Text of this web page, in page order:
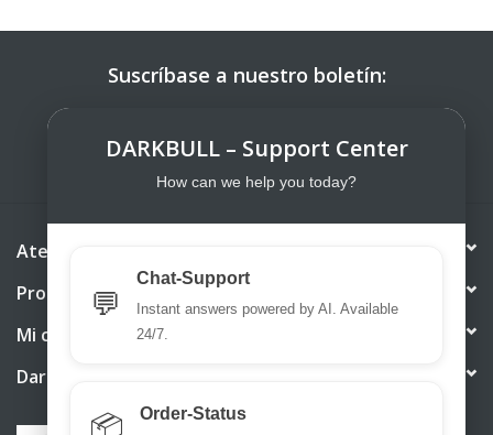
Suscríbase a nuestro boletín:
Atención al cliente
Productos
Mi cuenta
DarkBull TrendStore
DARKBULL – Support Center
How can we help you today?
💬
Chat-Support
Instant answers powered by AI. Available
24/7.
📦 Order-Status